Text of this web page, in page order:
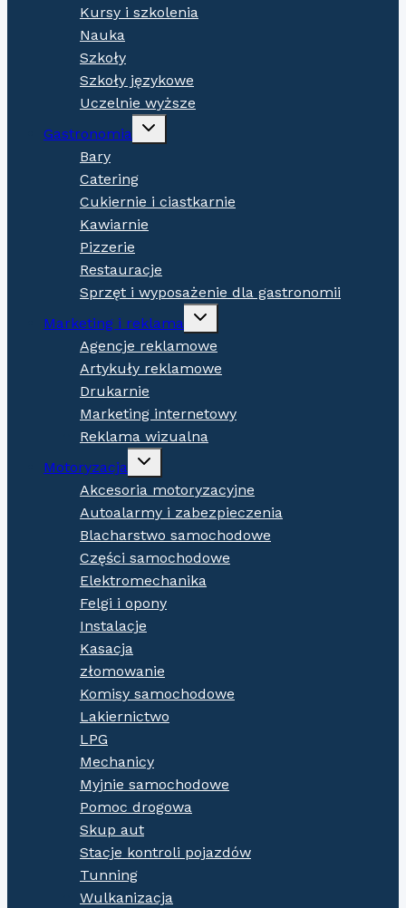
Kursy i szkolenia
Nauka
Szkoły
Szkoły językowe
Uczelnie wyższe
Gastronomia
Expand
Bary
Catering
Cukiernie i ciastkarnie
Kawiarnie
Pizzerie
Restauracje
Sprzęt i wyposażenie dla gastronomii
Marketing i reklama
Expand
Agencje reklamowe
Artykuły reklamowe
Drukarnie
Marketing internetowy
Reklama wizualna
Motoryzacja
Expand
menu
Akcesoria motoryzacyjne
Autoalarmy i zabezpieczenia
Blacharstwo samochodowe
Części samochodowe
Elektromechanika
Felgi i opony
Instalacje
Kasacja
złomowanie
Komisy samochodowe
Lakiernictwo
LPG
Mechanicy
Myjnie samochodowe
Pomoc drogowa
Skup aut
Stacje kontroli pojazdów
Tunning
Wulkanizacja